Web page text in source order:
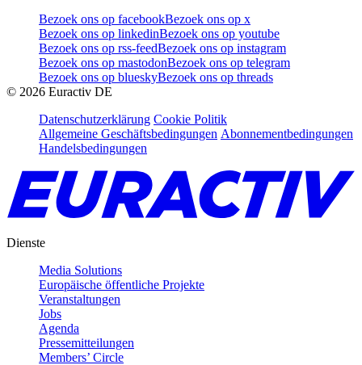
Bezoek ons op facebookBezoek ons op x
Bezoek ons op linkedinBezoek ons op youtube
Bezoek ons op rss-feedBezoek ons op instagram
Bezoek ons op mastodonBezoek ons op telegram
Bezoek ons op blueskyBezoek ons op threads
© 2026 Euractiv DE
Datenschutzerklärung Cookie Politik
Allgemeine Geschäftsbedingungen Abonnementbedingungen
Handelsbedingungen
Dienste
Media Solutions
Europäische öffentliche Projekte
Veranstaltungen
Jobs
Agenda
Pressemitteilungen
Members’ Circle